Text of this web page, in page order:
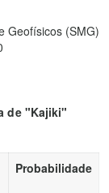
Geofísicos (SMG)
de "Kajiki"
Probabilidade